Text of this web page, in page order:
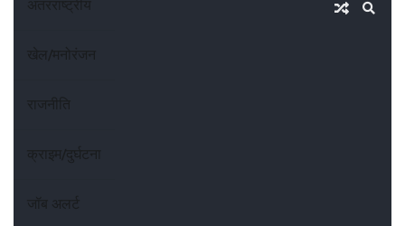
अंतरराष्ट्रीय
खेल/मनोरंजन
राजनीति
क्राइम/दुर्घटना
जॉब अलर्ट